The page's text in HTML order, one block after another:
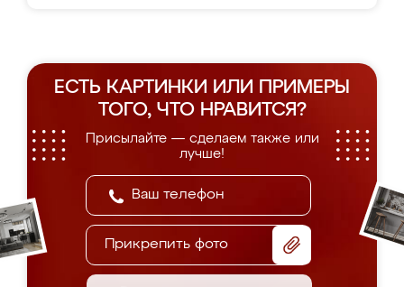
ЕСТЬ КАРТИНКИ ИЛИ ПРИМЕРЫ
ТОГО, ЧТО НРАВИТСЯ?
Присылайте — сделаем также или
лучше!
Прикрепить фото